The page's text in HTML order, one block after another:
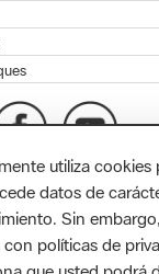
Edifici Llacuna, 1a
022 428 /
utiliza
datos de
Sin
políticas de